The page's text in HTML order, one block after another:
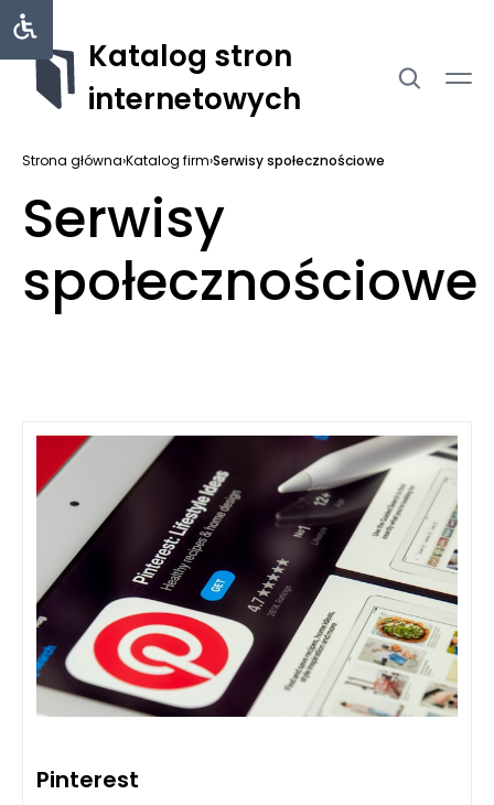
Katalog stron
internetowych
Strona główna›Katalog firm›Serwisy społecznościowe
Serwisy
społecznościowe
Pinterest